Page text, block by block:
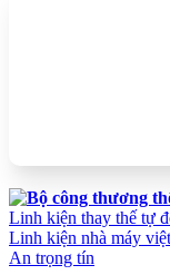
Linh kiện thay thế tự
Linh kiện nhà máy
An trọng tín